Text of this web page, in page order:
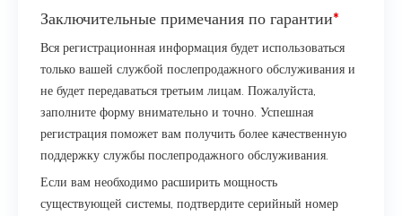
Заключительные примечания по гарантии*
Вся регистрационная информация будет использоваться
только вашей службой послепродажного обслуживания и
не будет передаваться третьим лицам. Пожалуйста,
заполните форму внимательно и точно. Успешная
регистрация поможет вам получить более качественную
поддержку службы послепродажного обслуживания.
Если вам необходимо расширить мощность
существующей системы, подтвердите серийный номер